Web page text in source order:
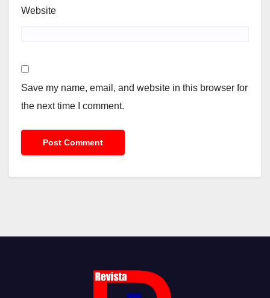
Website
Save my name, email, and website in this browser for
the next time I comment.